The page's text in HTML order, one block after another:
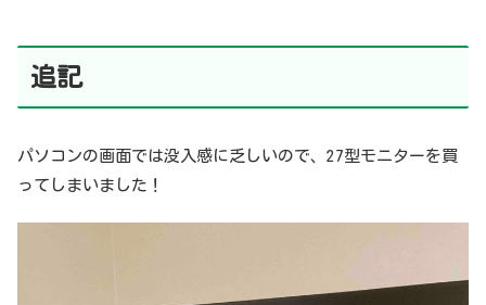
追記
パソコンの画面では没入感に乏しいので、27型モニターを買
ってしまいました！